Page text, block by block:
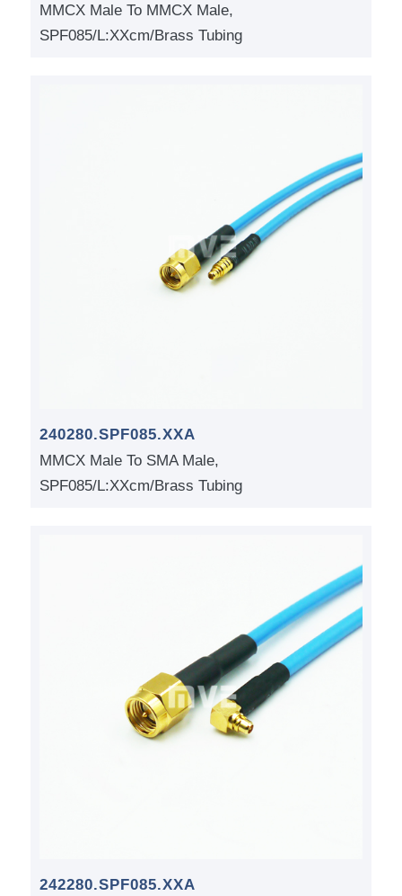
MMCX Male To MMCX Male,
SPF085/L:XXcm/Brass Tubing
240280.SPF085.XXA
MMCX Male To SMA Male,
SPF085/L:XXcm/Brass Tubing
242280.SPF085.XXA